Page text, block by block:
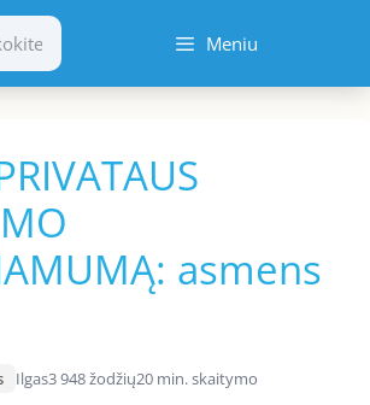
Meniu
asmens
Ilgas3 948 žodžių20 min. skaitymo